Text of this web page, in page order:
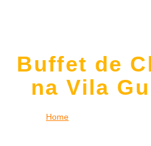
Buffet de
na Vila
Home